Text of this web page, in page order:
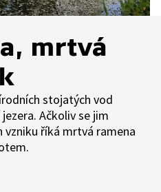
mrtvá
stojatých vod
Ačkoliv se jim
vzniku říká mrtvá ramena